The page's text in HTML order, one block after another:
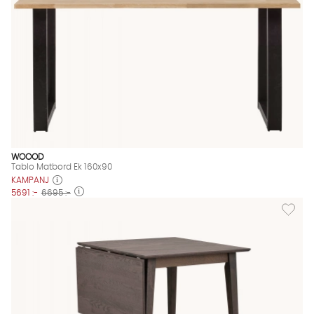
WOOOD
Tablo Matbord Ek 160x90
KAMPANJ
5691 :- 6695 :-
Lägg